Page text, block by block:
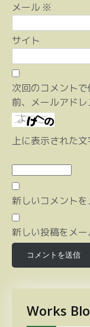
メール ※
サイト
次回のコメント
前、メールアドレ
上に表示された
新しいコメント
新しい投稿をメ
Works